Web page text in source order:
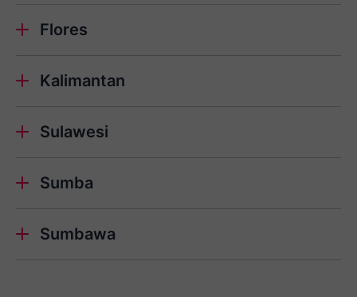
Flores
Kalimantan
Sulawesi
Sumba
Sumbawa